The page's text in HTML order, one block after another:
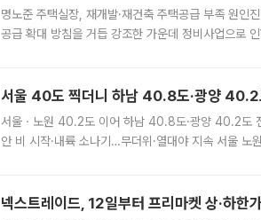
명노준 주택실장, 재개발·재건축 주택공급 부족 원인
공급 확대 방침을 거듭 강조한 가운데 정비사업으로
서울 40도 찍더니 하남 40.8도·광양
서울ㆍ노원 40.2도 이어 하남 40.8도·광양 40.2도
안 비 시작·내륙 소나기…무더위·열대야 지속 서울
넥스트레이드, 12일부터 프리마켓 상·하한